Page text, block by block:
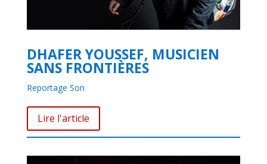
DHAFER YOUSSEF, MUSICIEN
SANS FRONTIÈRES
Reportage Son
Lire l'article